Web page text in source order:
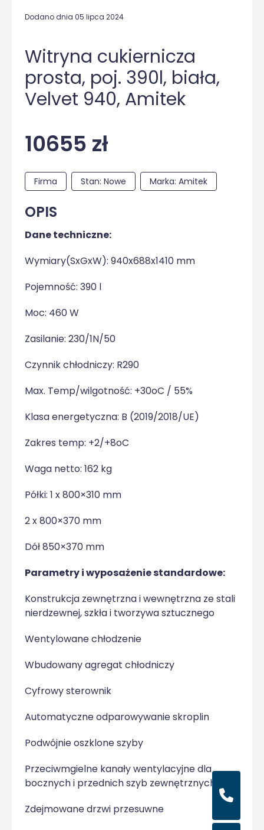
Dodano dnia 05 lipca 2024
Witryna cukiernicza
prosta, poj. 390l, biała,
Velvet 940, Amitek
10655 zł
Firma Stan: Nowe Marka: Amitek
OPIS
Dane techniczne:
Wymiary(SxGxW): 940x688x1410 mm
Pojemność: 390 l
Moc: 460 W
Zasilanie: 230/1N/50
Czynnik chłodniczy: R290
Max. Temp/wilgotność: +30oC / 55%
Klasa energetyczna: B (2019/2018/UE)
Zakres temp: +2/+8oC
Waga netto: 162 kg
Półki: 1 x 800×310 mm
2 x 800×370 mm
Dół 850×370 mm
Parametry i wyposażenie standardowe:
Konstrukcja zewnętrzna i wewnętrzna ze stali
nierdzewnej, szkła i tworzywa sztucznego
Wentylowane chłodzenie
Wbudowany agregat chłodniczy
Cyfrowy sterownik
Automatyczne odparowywanie skroplin
Podwójnie oszklone szyby
Przeciwmgielne kanały wentylacyjne dla
bocznych i przednich szyb zewnętrznych
Zdejmowane drzwi przesuwne